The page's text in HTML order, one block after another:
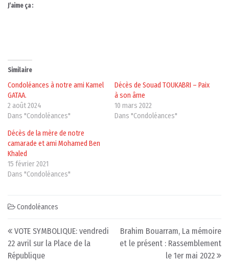
J’aime ça :
Similaire
Condoléances à notre ami Kamel
GATAA.
2 août 2024
Dans "Condoléances"
Décès de Souad TOUKABRI – Paix
à son âme
10 mars 2022
Dans "Condoléances"
Décès de la mère de notre
camarade et ami Mohamed Ben
Khaled
15 février 2021
Dans "Condoléances"
Condoléances
Post navigation
VOTE SYMBOLIQUE: vendredi
22 avril sur la Place de la
République
Brahim Bouarram, La mémoire
et le présent : Rassemblement
le 1er mai 2022